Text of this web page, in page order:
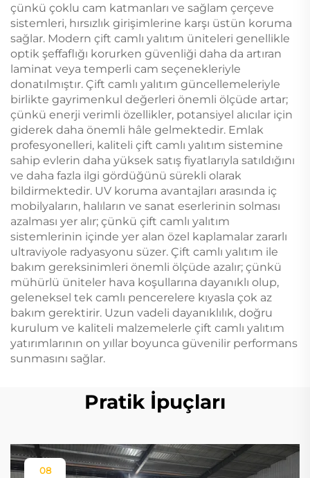
çünkü çoklu cam katmanları ve sağlam çerçeve
sistemleri, hırsızlık girişimlerine karşı üstün koruma
sağlar. Modern çift camlı yalıtım üniteleri genellikle
optik şeffaflığı korurken güvenliği daha da artıran
laminat veya temperli cam seçenekleriyle
donatılmıştır. Çift camlı yalıtım güncellemeleriyle
birlikte gayrimenkul değerleri önemli ölçüde artar;
çünkü enerji verimli özellikler, potansiyel alıcılar için
giderek daha önemli hâle gelmektedir. Emlak
profesyonelleri, kaliteli çift camlı yalıtım sistemine
sahip evlerin daha yüksek satış fiyatlarıyla satıldığını
ve daha fazla ilgi gördüğünü sürekli olarak
bildirmektedir. UV koruma avantajları arasında iç
mobilyaların, halıların ve sanat eserlerinin solması
azalması yer alır; çünkü çift camlı yalıtım
sistemlerinin içinde yer alan özel kaplamalar zararlı
ultraviyole radyasyonu süzer. Çift camlı yalıtım ile
bakım gereksinimleri önemli ölçüde azalır; çünkü
mühürlü üniteler hava koşullarına dayanıklı olup,
geleneksel tek camlı pencerelere kıyasla çok az
bakım gerektirir. Uzun vadeli dayanıklılık, doğru
kurulum ve kaliteli malzemelerle çift camlı yalıtım
yatırımlarının on yıllar boyunca güvenilir performans
sunmasını sağlar.
Pratik İpuçları
08